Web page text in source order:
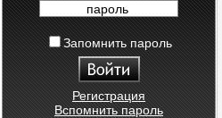
пароль
Запомнить пароль
Регистрация
Вспомнить пароль